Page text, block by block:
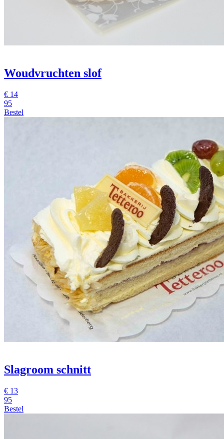
Woudvruchten slof
€ 14
95
Bestel
Slagroom schnitt
€ 13
95
Bestel